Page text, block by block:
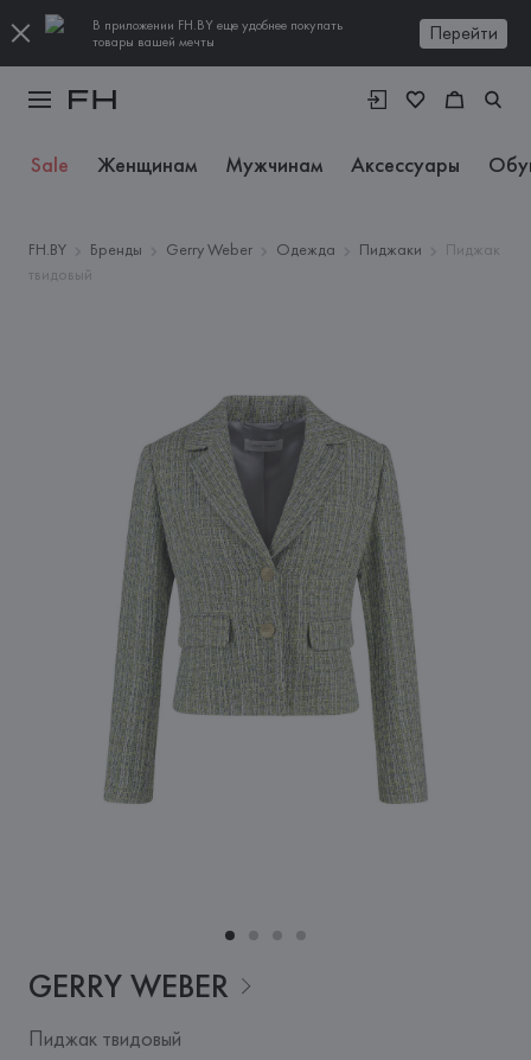
В приложении FH.BY еще удобнее покупать
товары вашей мечты
Перейти
Sale Женщинам Мужчинам Аксессуары
FH.BY Бренды Gerry Weber Одежда Пиджаки
Пиджак
твидовый
GERRY WEBER
Пиджак твидовый